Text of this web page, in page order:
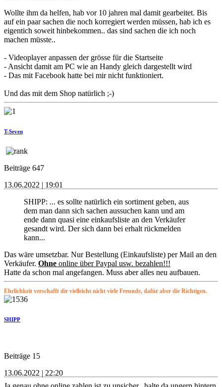
Wollte ihm da helfen, hab vor 10 jahren mal damit gearbeitet. Bis
auf ein paar sachen die noch korregiert werden müssen, hab ich es
eigentich soweit hinbekommen.. das sind sachen die ich noch
machen müsste..
- Videoplayer anpassen der grösse für die Startseite
- Ansicht damit am PC wie an Handy gleich dargestellt wird
- Das mit Facebook hatte bei mir nicht funktioniert.
Und das mit dem Shop natürlich ;-)
T-Seven
Beiträge 647
13.06.2022 | 19:01
SHIPP: ... es sollte natürlich ein sortiment geben, aus
dem man dann sich sachen aussuchen kann und am
ende dann quasi eine einkaufsliste an den Verkäufer
gesandt wird. Der sich dann bei erhalt rückmelden
kann...
Das wäre umsetzbar. Nur Bestellung (Einkaufsliste) per Mail an den
Verkäufer. Ohne online über Paypal usw. bezahlen!!!
Hatte da schon mal angefangen. Muss aber alles neu aufbauen.
Ehrlichkeit verschafft dir vielleicht nicht viele Freunde, dafür aber die Richtigen.
SHIPP
Beiträge 15
13.06.2022 | 22:20